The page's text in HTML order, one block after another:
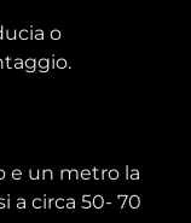
o
e un metro la
a circa 50- 70